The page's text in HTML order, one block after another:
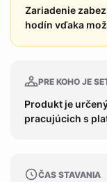
Zariadenie
hodín vďaka
PRE KOHO JE
Produkt je
pracujúcich s
ČAS STAVANIA